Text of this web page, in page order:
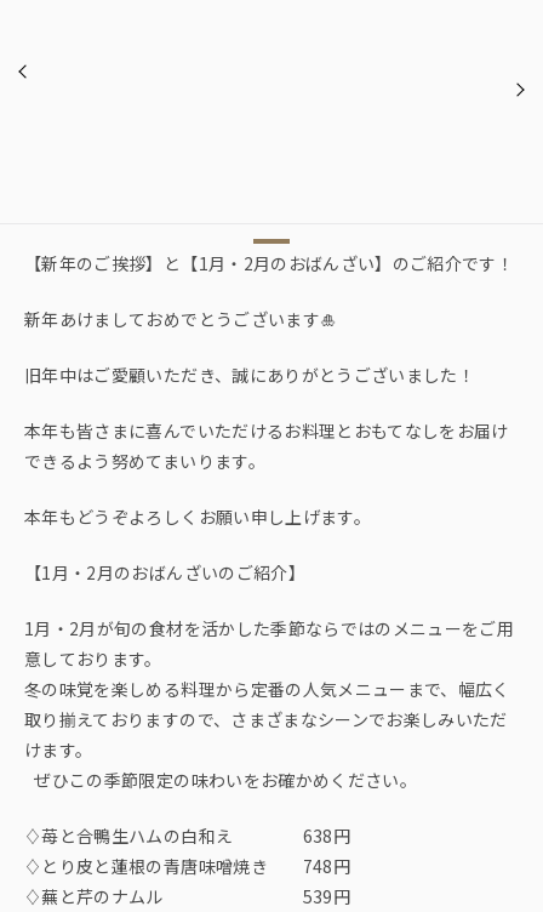
【新年のご挨拶】と【1月・2月のおばんざい】のご紹介です！
新年あけましておめでとうございます🎍
旧年中はご愛顧いただき、誠にありがとうございました！
本年も皆さまに喜んでいただけるお料理とおもてなしをお届け
できるよう努めてまいります。
本年もどうぞよろしくお願い申し上げます。
【1月・2月のおばんざいのご紹介】
1月・2月が旬の食材を活かした季節ならではのメニューをご用
意しております。
冬の味覚を楽しめる料理から定番の人気メニューまで、幅広く
取り揃えておりますので、さまざまなシーンでお楽しみいただ
けます。
ぜひこの季節限定の味わいをお確かめください。
♢苺と合鴨生ハムの白和え 638円
♢とり皮と蓮根の青唐味噌焼き 748円
♢蕪と芹のナムル 539円